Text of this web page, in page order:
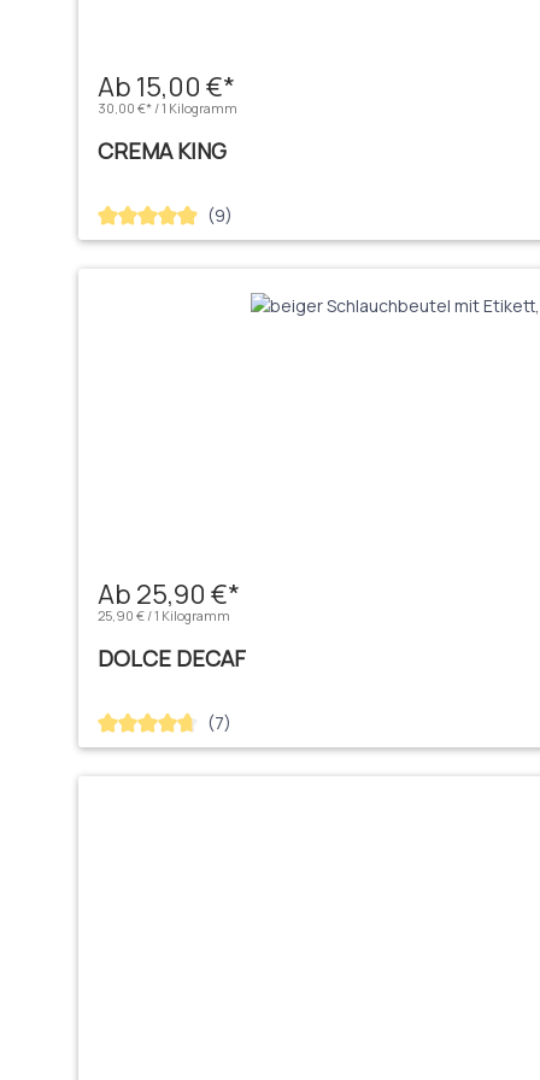
Ab 15,00 €*
30,00 €* / 1 Kilogramm
CREMA KING
Durchschnittliche Bewertung von 4.89 von 5 Sternen
(9)
Ab 25,90 €*
25,90 € / 1 Kilogramm
DOLCE DECAF
Durchschnittliche Bewertung von 4.71 von 5 Sternen
(7)